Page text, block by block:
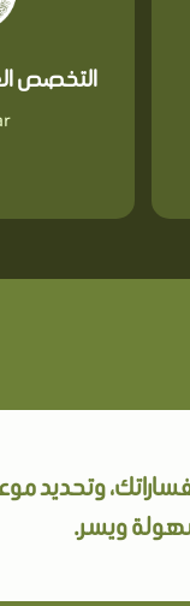
التخصص
وتحديد
ويسر.